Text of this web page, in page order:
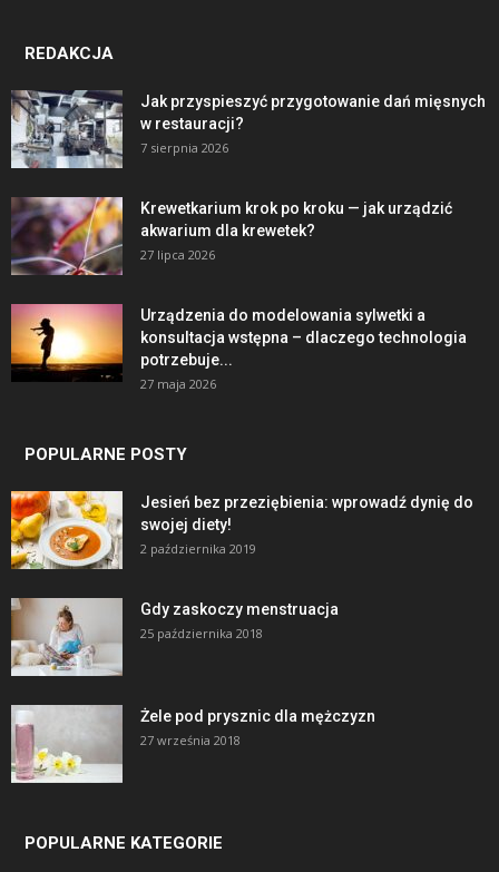
REDAKCJA
Jak przyspieszyć przygotowanie dań mięsnych
w restauracji?
7 sierpnia 2026
Krewetkarium krok po kroku — jak urządzić
akwarium dla krewetek?
27 lipca 2026
Urządzenia do modelowania sylwetki a
konsultacja wstępna – dlaczego technologia
potrzebuje...
27 maja 2026
POPULARNE POSTY
Jesień bez przeziębienia: wprowadź dynię do
swojej diety!
2 października 2019
Gdy zaskoczy menstruacja
25 października 2018
Żele pod prysznic dla mężczyzn
27 września 2018
POPULARNE KATEGORIE